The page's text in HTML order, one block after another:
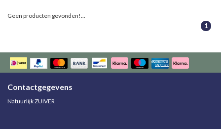
Geen producten gevonden!...
1
Contactgegevens
Natuurlijk ZUIVER